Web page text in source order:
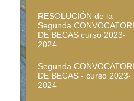
RESOLUCIÓN de la
Segunda
DE BECAS curso 2023-
2024
Segunda
DE BECAS - curso 2023-
2024